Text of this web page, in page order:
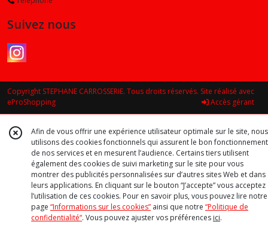
Suivez nous
Copyright STEPHANE CARROSSERIE. Tous droits réservés. Site réalisé avec
eProShopping
Accès gérant
Afin de vous offrir une expérience utilisateur optimale sur le site, nous
utilisons des cookies fonctionnels qui assurent le bon fonctionnement
de nos services et en mesurent l’audience. Certains tiers utilisent
également des cookies de suivi marketing sur le site pour vous
montrer des publicités personnalisées sur d’autres sites Web et dans
leurs applications. En cliquant sur le bouton “J’accepte” vous acceptez
l’utilisation de ces cookies. Pour en savoir plus, vous pouvez lire notre
page “Informations sur les cookies” ainsi que notre “Politique de
confidentialité“. Vous pouvez ajuster vos préférences ici.